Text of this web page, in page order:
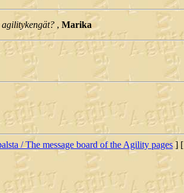
, Marika
/ The message board of the Agility pages] [